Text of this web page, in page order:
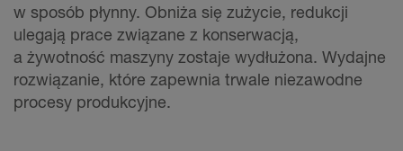
w sposób płynny. Obniża się zużycie, redukcji
ulegają prace związane z konserwacją,
a żywotność maszyny zostaje wydłużona. Wydajne
rozwiązanie, które zapewnia trwale niezawodne
procesy produkcyjne.